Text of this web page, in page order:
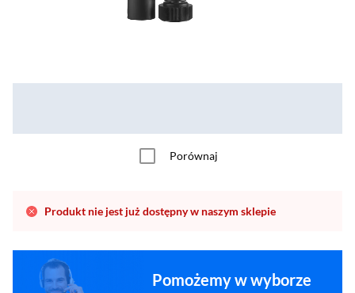
Porównaj
Produkt nie jest już dostępny w naszym sklepie
Pomożemy w wyborze